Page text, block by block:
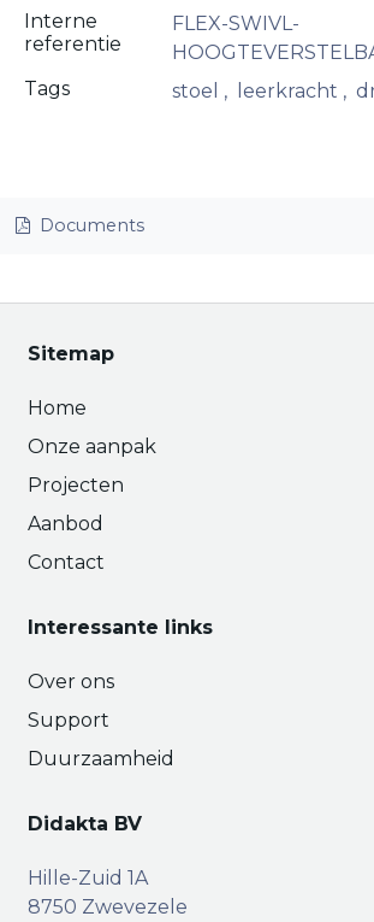
Interne
referentie
FLEX-SWIVL-
Tags
stoel , leerkracht ,
Documents
Sitemap
Home
Onze aanpak
Projecten
Aanbod
Contact
Interessante links
Over ons
Support
Duurzaamheid
Didakta BV
Hille-Zuid 1A
8750 Zwevezele